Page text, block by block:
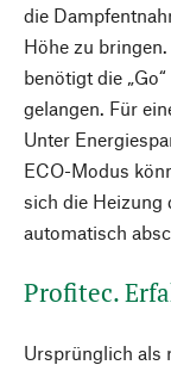
die
Höhe zu
benötigt die
gelangen. Für
Unter
ECO-Modus
sich die Heizung
automatisch
Profitec.
Ursprünglich als